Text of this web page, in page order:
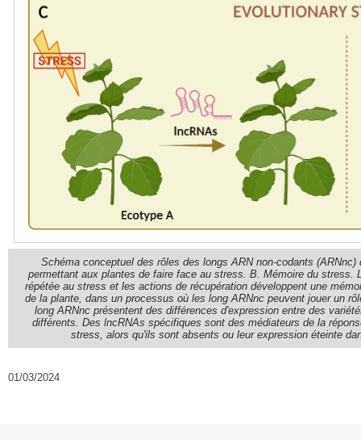
Schéma conceptuel des rôles des longs ARN non-codants
permettant aux plantes de faire face au stress. B. Mémoire du
répétée au stress et les actions de récupération développent une
de la plante, dans un processus où les long ARNnc peuvent jouer un
long ARNnc présentent des différences d'expression entre des
différents. Des lncRNAs spécifiques sont des médiateurs de la
stress, alors qu'ils sont absents ou leur expression éteinte
01/03/2024